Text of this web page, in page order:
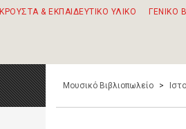
ΚΡΟΥΣΤΑ & ΕΚΠΑΙΔΕΥΤΙΚΟ ΥΛΙΚΟ ΓΕΝΙΚΟ
Μουσικό Βιβλιοπωλείο >